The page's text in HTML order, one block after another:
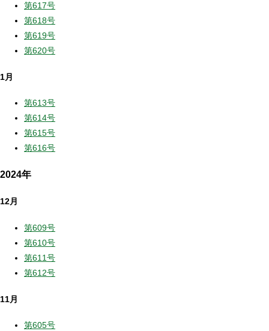
第617号
第618号
第619号
第620号
1月
第613号
第614号
第615号
第616号
2024年
12月
第609号
第610号
第611号
第612号
11月
第605号